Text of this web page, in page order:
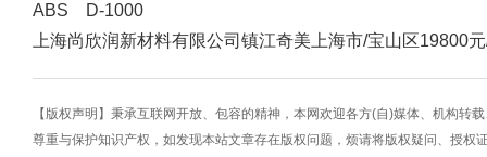
ABS D-1000
上海尚欣润新材料有限公司 镇江奇美 上海市/宝山区19800
【版权声明】秉承互联网开放、包容的精神，本网欢迎各方(自)媒体、机构转
尊重与保护知识产权，如发现本站文章存在版权问题，烦请将版权疑问、授权